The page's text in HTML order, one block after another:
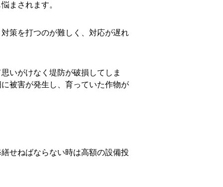
まされます。
策を打つのが難しく、対応が遅れ
いがけなく堤防が破損してしま
被害が発生し、育っていた作物が
せねばならない時は高額の設備投